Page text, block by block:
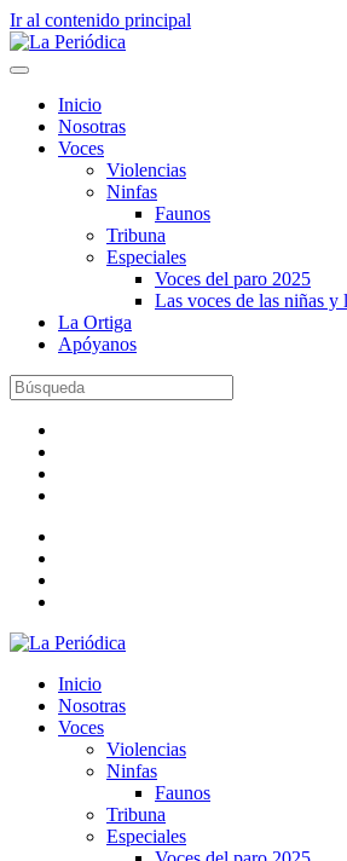
Ir al contenido principal
Inicio
Nosotras
Voces
Violencias
Ninfas
Faunos
Tribuna
Especiales
Voces del paro 2025
Las voces de las niñas y
La Ortiga
Apóyanos
Inicio
Nosotras
Voces
Violencias
Ninfas
Faunos
Tribuna
Especiales